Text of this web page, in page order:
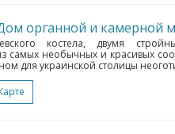
органной и камерной
костела, двумя
самых необычных и красивых
для украинской столицы